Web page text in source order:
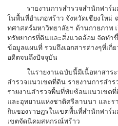
รายงานการสำรวจสำนักฟาร์มม
ในพื้นที่อำเภอพร้าว จังหวัดเชียงให
ทศาสตร์มหาวิทยาลัยฯ ด้านกายภาพ
ทรัพยากรที่ดินและสิ่งแวดล้อม จัดทำ
ข้อมูลแผนที่ รวมถึงเอกสารต่างๆที่เ
อดีตจนถึงปัจจุบัน
ในรายงานฉบับนี้มีเนื้อหาสาระ
สำรวจแนวเขตที่ดิน รายงานการสำ
รายงานสำรวจพื้นที่ทับซ้อนแนวเขต
และอุทยานแห่งชาติศรีลานนา และร
กินของราษฎรในเขตพื้นที่สำนักฟาร์
เขตจัดนิคมสหกรณ์พร้าว